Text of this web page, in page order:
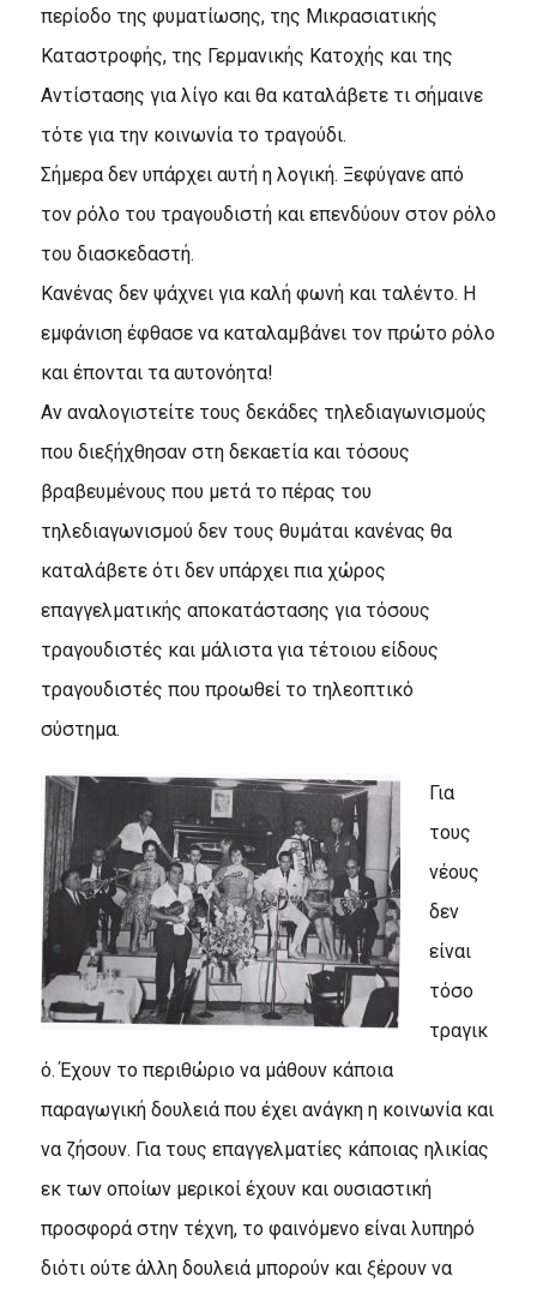
περίοδο της φυματίωσης, της Mικρασιατικής
Kαταστροφής, της Γερμανικής Kατοχής και της
Aντίστασης για λίγο και θα καταλάβετε τι σήμαινε
τότε για την κοινωνία το τραγούδι.
Σήμερα δεν υπάρχει αυτή η λογική. Ξεφύγανε από
τον ρόλο του τραγουδιστή και επενδύουν στον ρόλο
του διασκεδαστή.
Kανένας δεν ψάχνει για καλή φωνή και ταλέντο. H
εμφάνιση έφθασε να καταλαμβάνει τον πρώτο ρόλο
και έπονται τα αυτονόητα!
Aν αναλογιστείτε τους δεκάδες τηλεδιαγωνισμούς
που διεξήχθησαν στη δεκαετία και τόσους
βραβευμένους που μετά το πέρας του
τηλεδιαγωνισμού δεν τους θυμάται κανένας θα
καταλάβετε ότι δεν υπάρχει πια χώρος
επαγγελματικής αποκατάστασης για τόσους
τραγουδιστές και μάλιστα για τέτοιου είδους
τραγουδιστές που προωθεί το τηλεοπτικό
σύστημα.
Για
τους
νέους
δεν
είναι
τόσο
τραγικ
ό. Έχουν το περιθώριο να μάθουν κάποια
παραγωγική δουλειά που έχει ανάγκη η κοινωνία και
να ζήσουν. Για τους επαγγελματίες κάποιας ηλικίας
εκ των οποίων μερικοί έχουν και ουσιαστική
προσφορά στην τέχνη, το φαινόμενο είναι λυπηρό
διότι ούτε άλλη δουλειά μπορούν και ξέρουν να